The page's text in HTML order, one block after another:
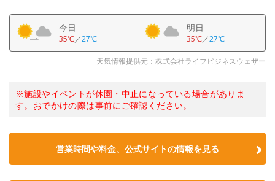
今日
35℃／27℃
明日
35℃／27℃
天気情報提供元：株式会社ライフビジネスウェザー
※施設やイベントが休園・中止になっている場合がありま
す。おでかけの際は事前にご確認ください。
営業時間や料金、公式サイトの情報を見る